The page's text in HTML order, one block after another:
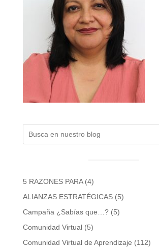
5 RAZONES PARA(4)
ALIANZAS ESTRATÉGICAS(5)
Campaña ¿Sabías que…?(5)
Comunidad Virtual(5)
Comunidad Virtual de Aprendizaje (112)